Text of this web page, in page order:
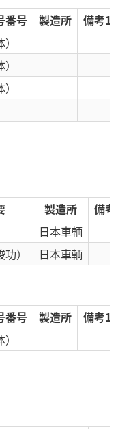
番号 製造所
備考1
製造所
備
日本車輌
功） 日本車輌
番号 製造所
備考1